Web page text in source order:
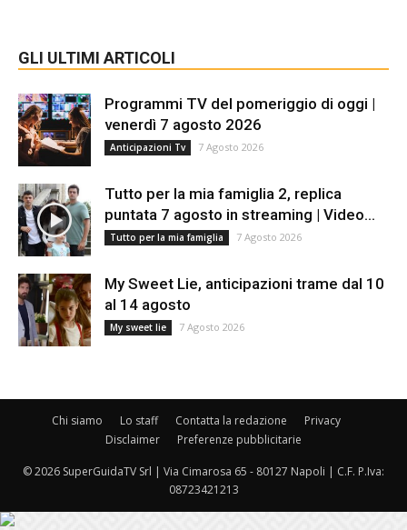
GLI ULTIMI ARTICOLI
Programmi TV del pomeriggio di oggi |
venerdì 7 agosto 2026
Anticipazioni Tv 7 Agosto 2026
Tutto per la mia famiglia 2, replica
puntata 7 agosto in streaming | Video...
Tutto per la mia famiglia 7 Agosto 2026
My Sweet Lie, anticipazioni trame dal 10
al 14 agosto
My sweet lie 7 Agosto 2026
Chi siamo Lo staff Contatta la redazione
Privacy
Disclaimer
Preferenze pubblicitarie
© 2026 SuperGuidaTV Srl | Via Cimarosa 65 - 80127 Napoli | C.F. P.Iva:
08723421213